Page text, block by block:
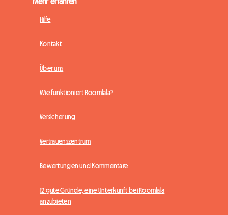
Hilfe
Kontakt
Über uns
Wie funktioniert Roomlala?
Versicherung
Vertrauenszentrum
Bewertungen und Kommentare
12 gute Gründe, eine Unterkunft bei Roomlala
anzubieten